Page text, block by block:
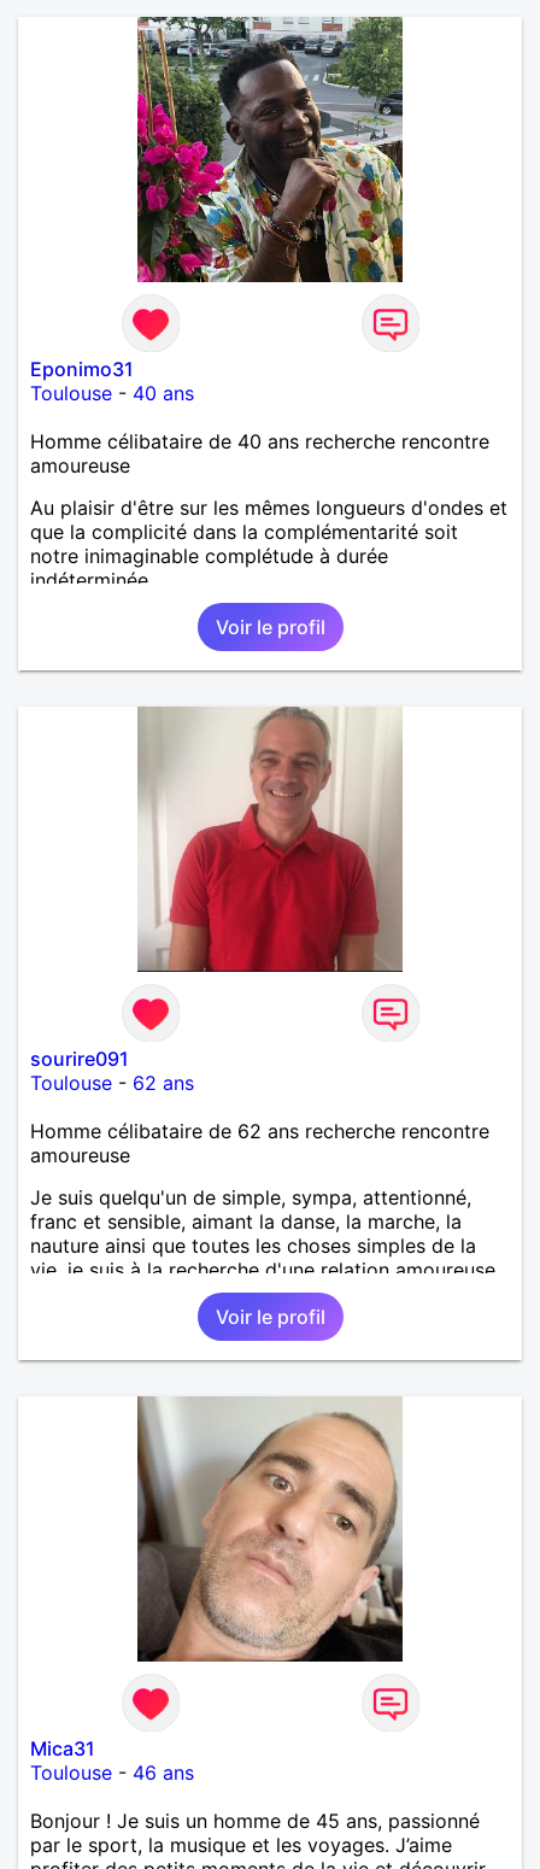
le verre à moitié plein en permanence, goûtons le
ensemble...🤗
Eponimo31
Toulouse - 40 ans
Homme célibataire de 40 ans recherche rencontre
amoureuse
Au plaisir d'être sur les mêmes longueurs d'ondes et
que la complicité dans la complémentarité soit
notre inimaginable complétude à durée
indéterminée....
Voir le profil
sourire091
Toulouse - 62 ans
Homme célibataire de 62 ans recherche rencontre
amoureuse
Je suis quelqu'un de simple, sympa, attentionné,
franc et sensible, aimant la danse, la marche, la
nauture ainsi que toutes les choses simples de la
vie, je suis à la recherche d'une relation amoureuse
sérieuse et durable basée sur la confiance et le
Voir le profil
Mica31
Toulouse - 46 ans
Bonjour ! Je suis un homme de 45 ans, passionné
par le sport, la musique et les voyages. J’aime